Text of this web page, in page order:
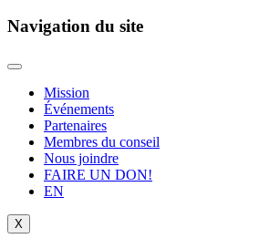
Navigation du site
Mission
Événements
Partenaires
Membres du conseil
Nous joindre
FAIRE UN DON!
EN
X